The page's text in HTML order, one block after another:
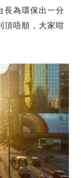
長為環保出一分
頂唔順，大家咁